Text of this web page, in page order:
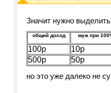
Значит нужно
общий доход муж при
100р
10р
500р
50р
но это уже далеко не